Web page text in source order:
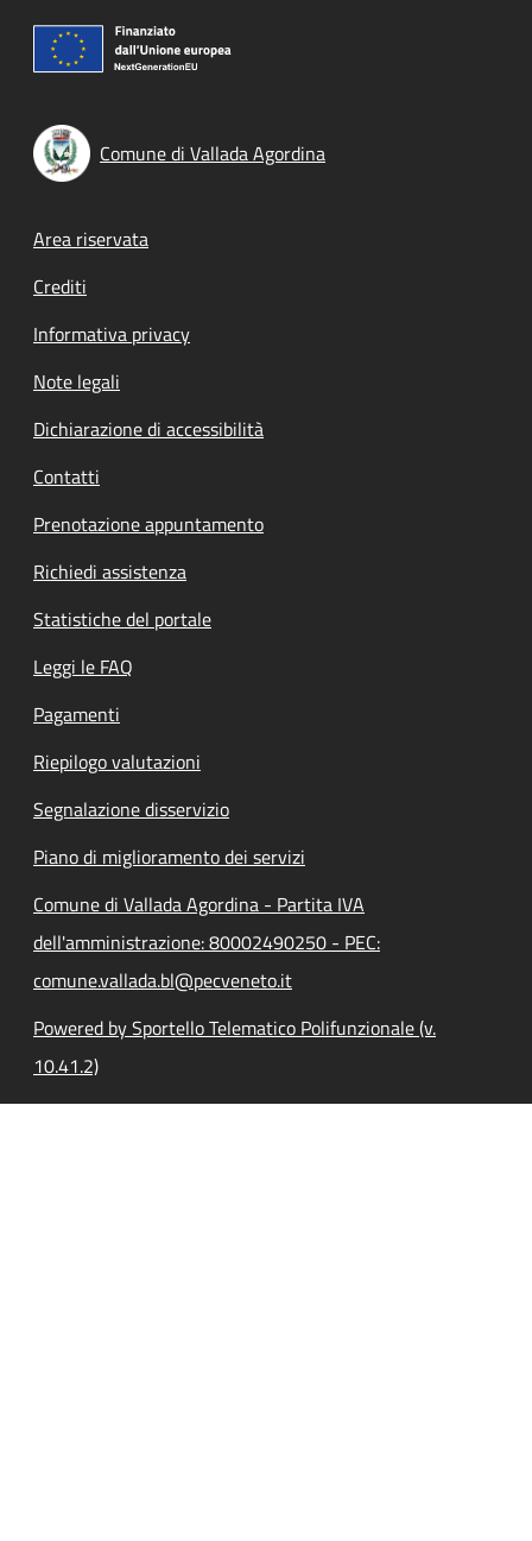
Comune di Vallada Agordina
Footer menu
Area riservata
Crediti
Informativa privacy
Note legali
Dichiarazione di accessibilità
Contatti
Prenotazione appuntamento
Richiedi assistenza
Statistiche del portale
Leggi le FAQ
Pagamenti
Riepilogo valutazioni
Segnalazione disservizio
Piano di miglioramento dei servizi
Comune di Vallada Agordina - Partita IVA
dell'amministrazione: 80002490250 - PEC:
comune.vallada.bl@pecveneto.it
Powered by Sportello Telematico Polifunzionale (v.
10.41.2)